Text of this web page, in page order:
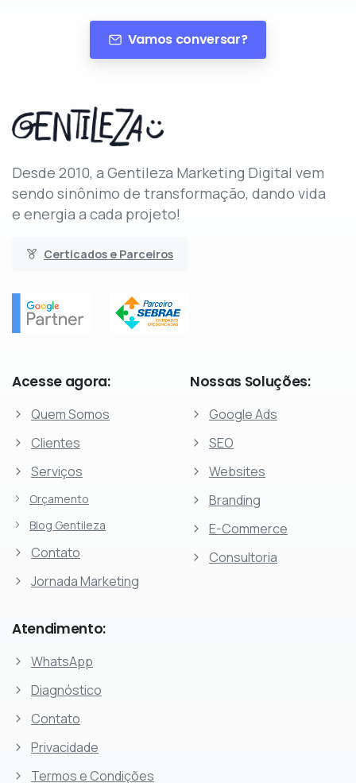
Vamos conversar?
Desde 2010, a Gentileza Marketing Digital vem
sendo sinônimo de transformação, dando vida
e energia a cada projeto!
Certicados e Parceiros
Acesse agora:
Quem Somos
Clientes
Serviços
Orçamento
Blog Gentileza
Contato
Jornada Marketing
Nossas Soluções:
Google Ads
SEO
Websites
Branding
E-Commerce
Consultoria
Atendimento:
WhatsApp
Diagnóstico
Contato
Privacidade
Termos e Condições